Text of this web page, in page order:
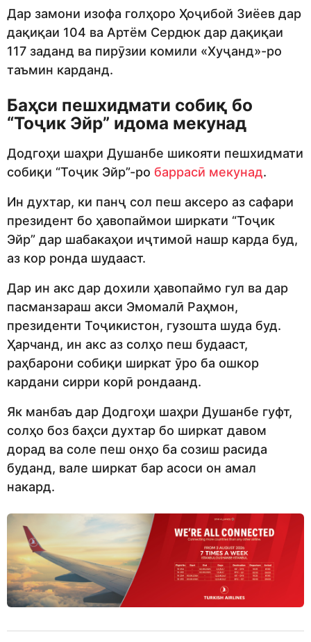
Дар замони изофа голҳоро Ҳоҷибой Зиёев дар
дақиқаи 104 ва Артём Сердюк дар дақиқаи
117 заданд ва пирӯзии комили «Хуҷанд»-ро
таъмин карданд.
Баҳси пешхидмати собиқ бо
“Тоҷик Эйр” идома мекунад
Додгоҳи шаҳри Душанбе шикояти пешхидмати
собиқи “Тоҷик Эйр”-ро баррасӣ мекунад.
Ин духтар, ки панҷ сол пеш аксеро аз сафари
президент бо ҳавопаймои ширкати “Тоҷик
Эйр” дар шабакаҳои иҷтимоӣ нашр карда буд,
аз кор ронда шудааст.
Дар ин акс дар дохили ҳавопаймо гул ва дар
пасманзараш акси Эмомалӣ Раҳмон,
президенти Тоҷикистон, гузошта шуда буд.
Ҳарчанд, ин акс аз солҳо пеш будааст,
раҳбарони собиқи ширкат ӯро ба ошкор
кардани сирри корӣ рондаанд.
Як манбаъ дар Додгоҳи шаҳри Душанбе гуфт,
солҳо боз баҳси духтар бо ширкат давом
дорад ва соле пеш онҳо ба созиш расида
буданд, вале ширкат бар асоси он амал
накард.